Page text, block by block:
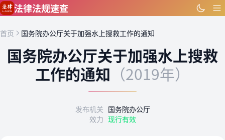
跳到主要内容
法律法规速查
首页 国务院办公厅关于加强水上搜救工作的通知
国务院办公厅关于加强水上搜救
工作的通知 （2019年）
发布机关 国务院办公厅
效力 现行有效